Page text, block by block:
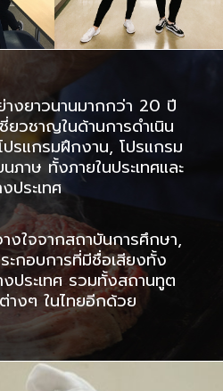
งยาวนานมากกว่า 20 ปี
ยวชาญในด้านการดำเนิน
รแกรมฝึกงาน, โปรแกรม
ภาษ ทั้งภายในประเทศและ
ประเทศ
งใจจากสถาบันการศึกษา,
ะกอบการที่มีชื่อเสียงทั้ง
งประเทศ รวมทั้งสถานทูต
ต่างๆ ในไทยอีกด้วย